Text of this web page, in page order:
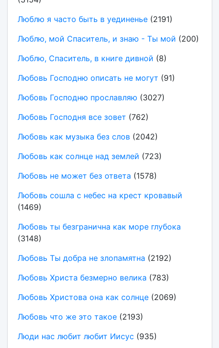
Люблю я часто быть в уединенье(2191)
Люблю, мой Спаситель, и знаю - Ты мой (200)
Люблю, Спаситель, в книге дивной (8)
Любовь Господню описать не могут (91)
Любовь Господню прославляю (3027)
Любовь Господня все зовет (762)
Любовь как музыка без слов(2042)
Любовь как солнце над землей (723)
Любовь не может без ответа (1578)
Любовь сошла с небес на крест кровавый
(1469)
Любовь ты безгранична как море глубока
(3148)
Любовь Ты добра не злопамятна (2192)
Любовь Христа безмерно велика (783)
Любовь Христова она как солнце(2069)
Любовь что же это такое(2193)
Люди нас любит любит Иисус (935)